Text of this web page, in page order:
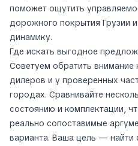
поможет ощутить
дорожного покрытия Грузии
динамику.
Где искать выгодное
Советуем обратить
дилеров и у проверенных
городах. Сравнивайте
состоянию и комплектации,
реально сопоставимые
варианта. Ваша цель — найти